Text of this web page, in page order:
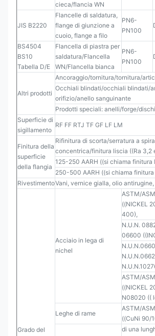
cieca/flancia WN
JIS B2220
Flancelle di saldatura,
flange di giunzione a
cuoio, flange a filo
PN6-
PN100
BS4504
BS10
Tabella D/E
Flancella di piastra per
saldatura/Flancella
WN/Flancella bianca
PN6-
PN100
Altri prodotti
Ancoraggio/tornitura/tornitura/
Occhiali blindati/occhiali blindati/
orifizio/anello sanguinante
Prodotti speciali: anelli/forge/
Superficie di
sigillamento
RF FF RTJ TF GF LF LM
Finitura della
superficie
della flangia
Rifinitura di scorta/serratura a
concentrica/finitura liscia ((Ra 3,2
125-250 AARH ((si chiama finitura
250-500 AARH ((si chiama
RivestimentoVani, vernice gialla, olio
Grado del
Acciaio in lega di
nichel
ASTM/
((NICKEL
400),
N.U.N.
06600
ASTM/
((NICKEL
N08020 ((
Leghe di rame
ASTM/
((CuNi 90/
di una